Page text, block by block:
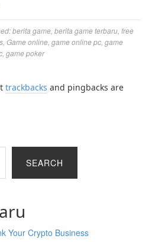
berita game berita game terbaru free
Game online game online pc game
game poker
trackbacks and pingbacks are
SEARCH
Your Crypto Business